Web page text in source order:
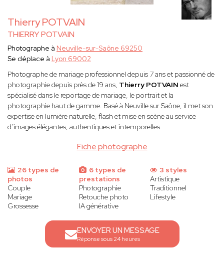
Thierry POTVAIN
THIERRY POTVAIN
Fiche photographe
Photographe à Neuville-sur-Saône 69250
Se déplace à Lyon 69002
Photographe de mariage professionnel depuis 7 ans et passionné de
photographie depuis près de 19 ans, Thierry POTVAIN est
spécialisé dans le reportage de mariage, le portrait et la
photographie haut de gamme. Basé à Neuville sur Saône, il met son
expertise en lumière naturelle, flash et mise en scène au service
d’images élégantes, authentiques et intemporelles.
26 types de
photos
Couple
Mariage
Grossesse
6 types de
prestations
Photographie
Retouche photo
IA générative
3 styles
Artistique
Traditionnel
Lifestyle
ENVOYER UN MESSAGE
Réponse sous 24 heures